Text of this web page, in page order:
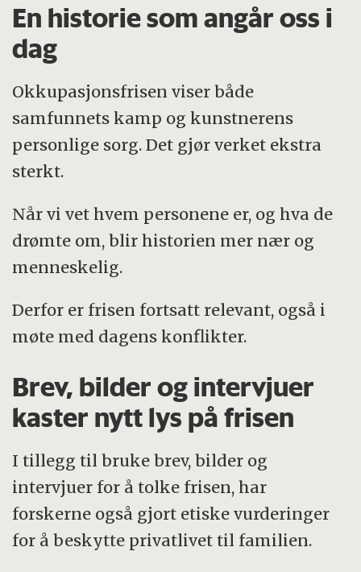
En historie som angår oss i
dag
Okkupasjonsfrisen viser både
samfunnets kamp og kunstnerens
personlige sorg. Det gjør verket ekstra
sterkt.
Når vi vet hvem personene er, og hva de
drømte om, blir historien mer nær og
menneskelig.
Derfor er frisen fortsatt relevant, også i
møte med dagens konflikter.
Brev, bilder og intervjuer
kaster nytt lys på frisen
I tillegg til bruke brev, bilder og
intervjuer for å tolke frisen, har
forskerne også gjort etiske vurderinger
for å beskytte privatlivet til familien.